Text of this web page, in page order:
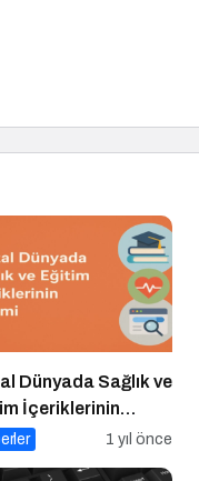
Dünyada Sağlık ve
İçeriklerinin
1 yıl önce